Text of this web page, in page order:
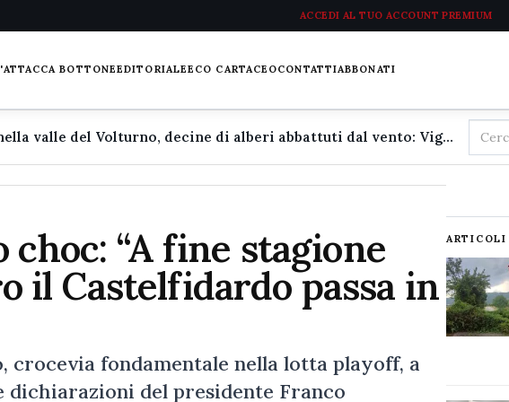
ACCEDI AL TUO ACCOUNT PREMIUM
BOTTONEEDITORIALEECO CARTACEOCONTATTIABBONATI
Tromba d'aria nella valle del Volturno, decine di alberi abbattuti dal vento: Vigili del fuoco ripristinano lo stato dei luoghi
Cerca
nel
“A fine stagione
il Castelfidardo passa in
crocevia fondamentale nella lotta playoff, a
dichiarazioni del presidente Franco
ARTICOLI